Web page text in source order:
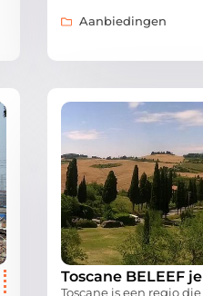
Aanbiedingen
Toscane BELEEF je
Toscane is een regio